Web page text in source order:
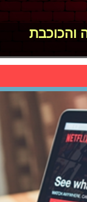
והכוכבת